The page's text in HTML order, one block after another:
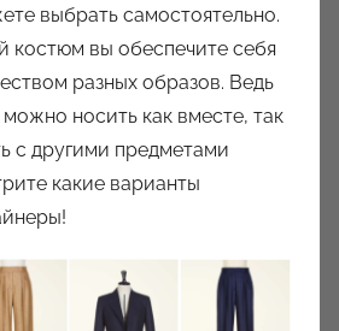
выбрать самостоятельно.
костюм вы обеспечите себя
разных образов. Ведь
носить как вместе, так
с другими предметами
какие варианты